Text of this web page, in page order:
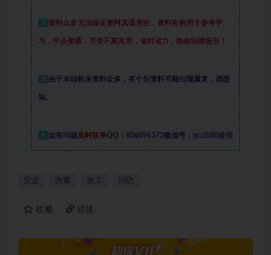
2 资料众多无法保证资料其适用性，资料实例 用于参考学
习，学会变通，万变不离其宗，省时省力，助你快速提升！
3 由于本站收录资料众多，有个别资料可能出现重复，请悉
知。
4 如有问题及时联系QQ：806096373微信号：gczl580处理
安全 方案 施工 消防
收藏 链接